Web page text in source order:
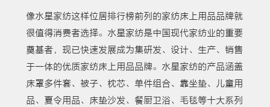
像水星家纺这样位居排行榜前列的家纺床上用品品牌就
很值得消费者选择。水星家纺是中国现代家纺业的重要
奠基者，现已快速发展成为集研发、设计、生产、销售
于一体的优质家纺床上用品品牌。水星家纺的产品涵盖
床罩多件套、被子、枕芯、单件组合、靠坐垫、儿童用
品、夏令用品、床垫沙发、餐厨卫浴、毛毯等十大系列